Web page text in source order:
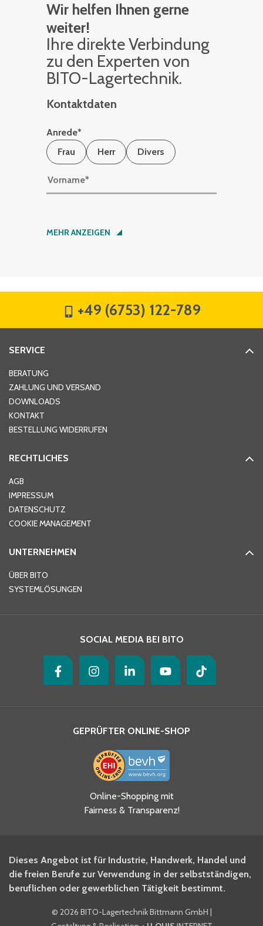
Wir helfen Ihnen gerne
weiter!
Ihre di­rek­te Ver­bin­dung
zu den Ex­per­ten von
BITO-La­ger­tech­nik.
Kontaktdaten
Anrede*
Frau
Herr Divers
Vorname*
Nachname*
Hausnummer
Ort*
Telefon
Ja, ich habe die
Datenschutzhinweise gelesen
und akzeptiere diese.
BITO Newsletter Fachwissen
Intralogistiker anmelden.
Ja, ich möchte mich für den
MEHR ANZEIGEN
+49 (6753) 122-789
SERVICE
BERATUNG
ZAHLUNG UND VERSAND
DOWNLOADS
KONTAKT
BESTELLUNG WIDERRUFEN
RECHTLICHES
AGB
IMPRESSUM
DATENSCHUTZ
COOKIE MANAGEMENT
UNTERNEHMEN
ÜBER BITO
SYSTEMLÖSUNGEN
SOCIAL MEDIA BEI BITO
GEPRÜFTER ONLINE-SHOP
Online-Shopping mit
Fairness & Transparenz!
Dieses Angebot ist für Industrie, Handwerk, Handel und
die freien Berufe zur Verwendung in der selbstständigen,
beruflichen oder gewerblichen Tätigkeit bestimmt.
© 2026 BITO-Lagertechnik Bittmann GmbH |